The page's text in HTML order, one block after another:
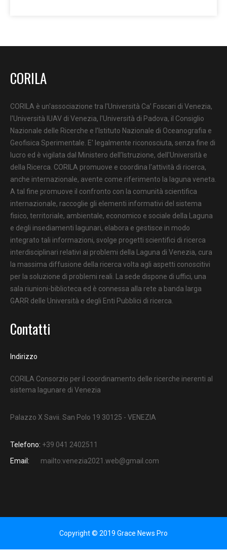
CORILA
CORILA è un'associazione tra l'Università Ca’ Foscari di Venezia,
l'Università IUAV di Venezia, l'Università di Padova, il Consiglio
Nazionale delle Ricerche e l’Istituto Nazionale di Oceanografia e
Geofisica Sperimentale. E' legalmente riconosciuta, senza fine di
lucro ed è vigilata dal Ministero dell’Istruzione, dell'Università e
della Ricerca. CORILA promuove e coordina l'attività di ricerca,
anche internazionale, avente come riferimento la laguna veneta.
A tal fine promuove il confronto con la comunità scientifica
internazionale, raccoglie gli elementi informativi del sistema
fisico, territoriale, ambientale, economico e sociale della Laguna
e degli insediamenti lagunari, elabora e gestisce in modo
integrato tali informazioni, svolge progetti scientifici di ricerca
interdisciplinari relativi ai problemi della Laguna di Venezia, cura
la massima diffusione della ricerca volta agli aspetti conoscitivi
per la soluzione di problemi reali. La sede dispone di uffici, una
sala riunioni-biblioteca ed è connessa alla rete a banda larga
GARR delle Università e degli Enti Pubblici di ricerca.
Contatti
Indirizzo
CORILA Consorzio per il coordinamento delle ricerche inerenti al
sistema lagunare di Venezia
Palazzo X Savii. San Polo 19 30125 - VENEZIA
Telefono: +39 041 2402511
Email:
mailto:venezia2021.web@gmail.com
Copyright © 2019 Grace News Pro